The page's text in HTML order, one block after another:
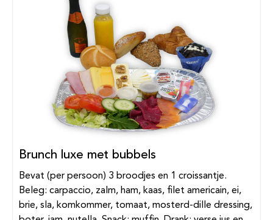
Brunch luxe met bubbels
Bevat (per persoon) 3 broodjes en 1 croissantje.
Beleg: carpaccio, zalm, ham, kaas, filet americain, ei,
brie, sla, komkommer, tomaat, mosterd-dille dressing,